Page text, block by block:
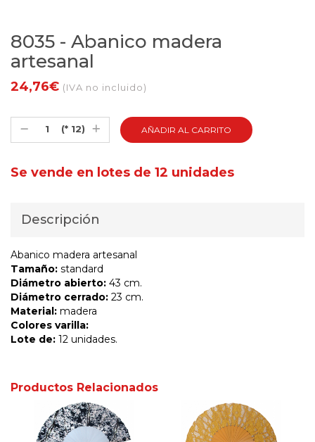
8035 - Abanico madera
artesanal
24,76€ (IVA no incluido)
(* 12)
Se vende en lotes de 12 unidades
Descripción
Abanico madera artesanal
Tamaño: standard
Diámetro abierto: 43 cm.
Diámetro cerrado: 23 cm.
Material: madera
Colores varilla:
Lote de: 12 unidades.
Productos Relacionados